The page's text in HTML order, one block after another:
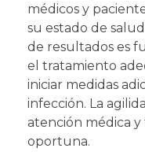
médicos y
su estado de
de resultados es
el tratamiento
iniciar medidas
infección. La
atención médica
oportuna.